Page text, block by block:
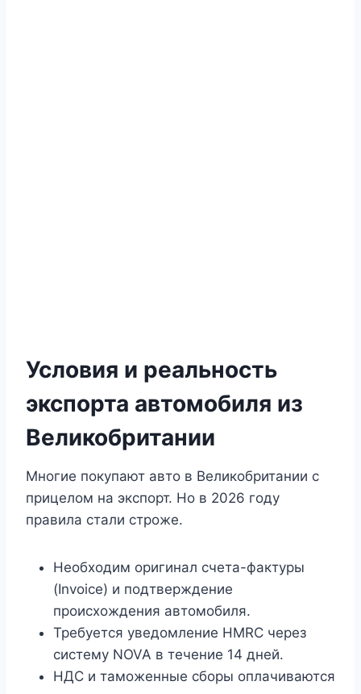
Условия и реальность
экспорта автомобиля из
Великобритании
Многие покупают авто в Великобритании с
прицелом на экспорт. Но в 2026 году
правила стали строже.
Необходим оригинал счета-фактуры
(Invoice) и подтверждение
происхождения автомобиля.
Требуется уведомление HMRC через
систему NOVA в течение 14 дней.
НДС и таможенные сборы оплачиваются